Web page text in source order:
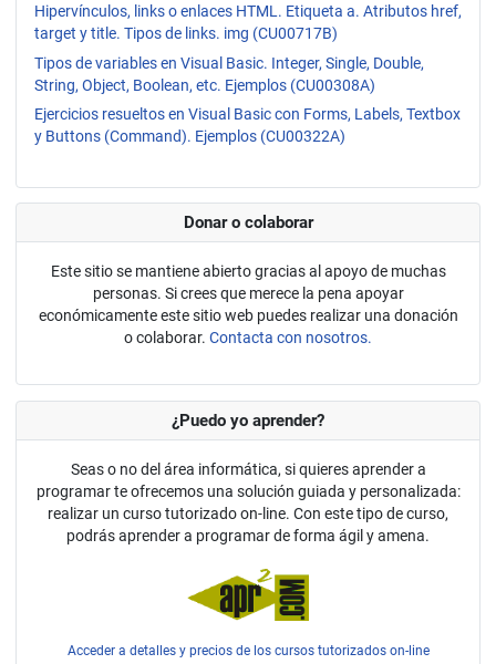
Hipervínculos, links o enlaces HTML. Etiqueta a. Atributos href,
target y title. Tipos de links. img (CU00717B)
Tipos de variables en Visual Basic. Integer, Single, Double,
String, Object, Boolean, etc. Ejemplos (CU00308A)
Ejercicios resueltos en Visual Basic con Forms, Labels, Textbox
y Buttons (Command). Ejemplos (CU00322A)
Donar o colaborar
Este sitio se mantiene abierto gracias al apoyo de muchas
personas. Si crees que merece la pena apoyar
económicamente este sitio web puedes realizar una donación
o colaborar. Contacta con nosotros.
¿Puedo yo aprender?
Seas o no del área informática, si quieres aprender a
programar te ofrecemos una solución guiada y personalizada:
realizar un curso tutorizado on-line. Con este tipo de curso,
podrás aprender a programar de forma ágil y amena.
Acceder a detalles y precios de los cursos tutorizados on-line